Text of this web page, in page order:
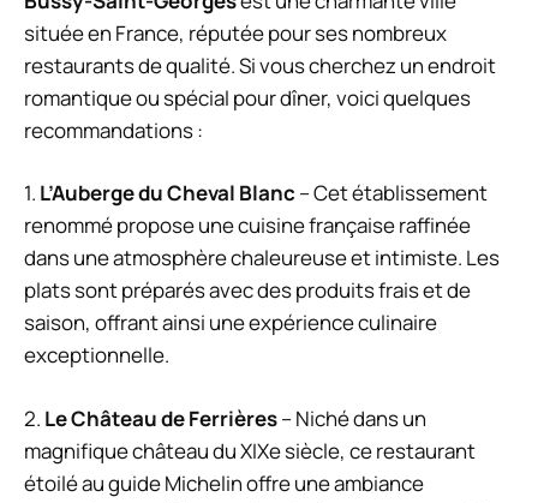
située en France, réputée pour ses nombreux
restaurants de qualité. Si vous cherchez un endroit
romantique ou spécial pour dîner, voici quelques
recommandations :
1. L’Auberge du Cheval Blanc – Cet établissement
renommé propose une cuisine française raffinée
dans une atmosphère chaleureuse et intimiste. Les
plats sont préparés avec des produits frais et de
saison, offrant ainsi une expérience culinaire
exceptionnelle.
2. Le Château de Ferrières– Niché dans un
magnifique château du XIXe siècle, ce restaurant
étoilé au guide Michelin offre une ambiance